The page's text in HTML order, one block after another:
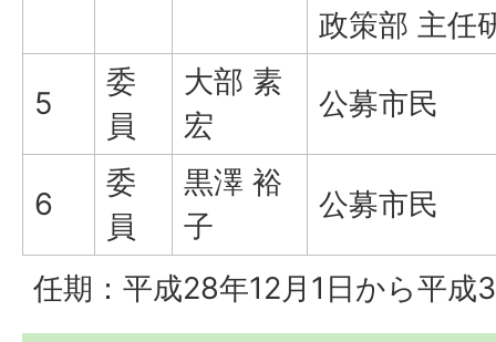
政策部 主任
5
委
員
大部 素
宏
公募市民
6
委
員
黒澤 裕
子
公募市民
任期：平成28年12月1日から平成